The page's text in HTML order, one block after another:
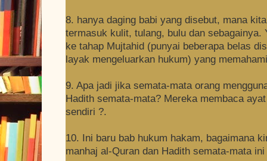
8. hanya daging babi yang disebut, mana
termasuk kulit, tulang, bulu dan sebagainya.
ke tahap Mujtahid (punyai beberapa belas
layak mengeluarkan hukum) yang
9. Apa jadi jika semata-mata orang
Hadith semata-mata? Mereka membaca
sendiri ?.
10. Ini baru bab hukum hakam, bagaimana
manhaj al-Quran dan Hadith semata-mata